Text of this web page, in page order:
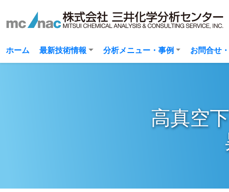
ホーム (current)
最新技術情報 分析メニュー・事例 お問合せ
高真空